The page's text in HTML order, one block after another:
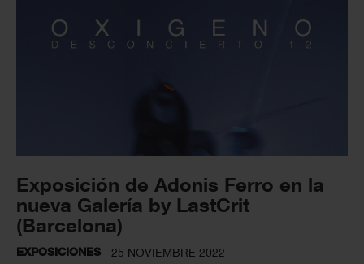
Exposición de Adonis Ferro en la
nueva Galería by LastCrit
(Barcelona)
EXPOSICIONES 25 NOVIEMBRE 2022